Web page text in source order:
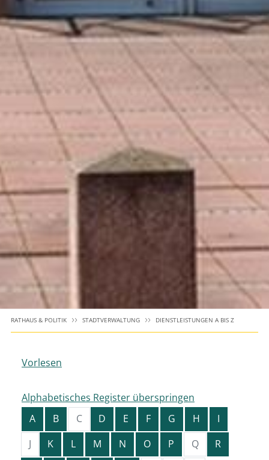
RATHAUS & POLITIK STADTVERWALTUNG DIENSTLEISTUNGEN A BIS Z
Vorlesen
Alphabetisches Register überspringen
A
B C D E F G H
I
J
K L M N O P Q R